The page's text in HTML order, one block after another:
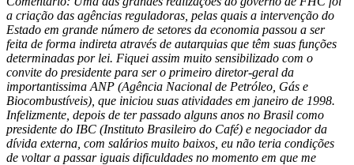
a criação das agências reguladoras, pelas quais a intervenção do
Estado em grande número de setores da economia passou a ser
feita de forma indireta através de autarquias que têm suas funções
determinadas por lei. Fiquei assim muito sensibilizado com o
convite do presidente para ser o primeiro diretor-geral da
importantissima ANP (Agência Nacional de Petróleo, Gás e
Biocombustíveis), que iniciou suas atividades em janeiro de 1998.
Infelizmente, depois de ter passado alguns anos no Brasil como
presidente do IBC (Instituto Brasileiro do Café) e negociador da
dívida externa, com salários muito baixos, eu não teria condições
de voltar a passar iguais dificuldades no momento em que me